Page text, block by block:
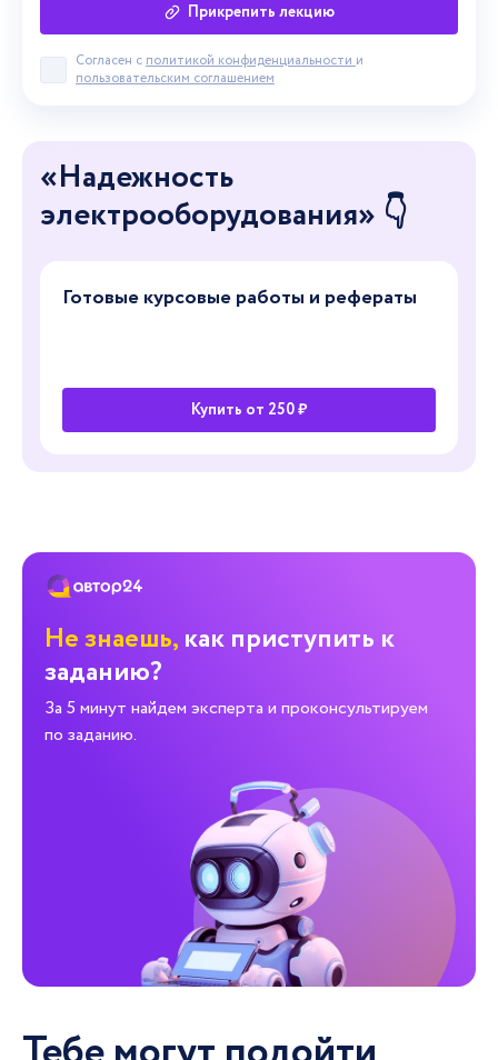
Прикрепить лекцию
Принять пользовательское соглашение
Согласен с политикой конфиденциальности и
пользовательским соглашением
«Надежность
электрооборудования» 👇
Готовые курсовые работы и рефераты
Купить от 250 ₽
Не знаешь, как приступить к
заданию?
За 5 минут найдем эксперта и проконсультируем
по заданию.